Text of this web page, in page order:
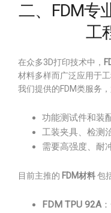
二、FDM专
工
在众多3D打印技术中，
材料多样而广泛应用于工
我们提供的FDM类服务，
功能测试件和装
工装夹具、检测
需要高强度、耐
目前主推的 FDM材料包
FDM TPU 92A